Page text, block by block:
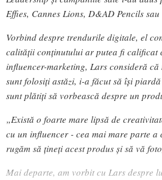
Effies, Cannes Lions, D&AD Pencils sau
Vorbind despre trendurile digitale, el
calității conținutului ar putea fi calificat
influencer-marketing, Lars consideră
sunt folosiți astăzi, i-a făcut să își
sunt plătiți să vorbească despre un
„Există o foarte mare lipsă de
cu un influencer - cea mai mare parte a
rugăm să țineți acest produs și să vă
Mai departe, am vorbit cu Lars despre